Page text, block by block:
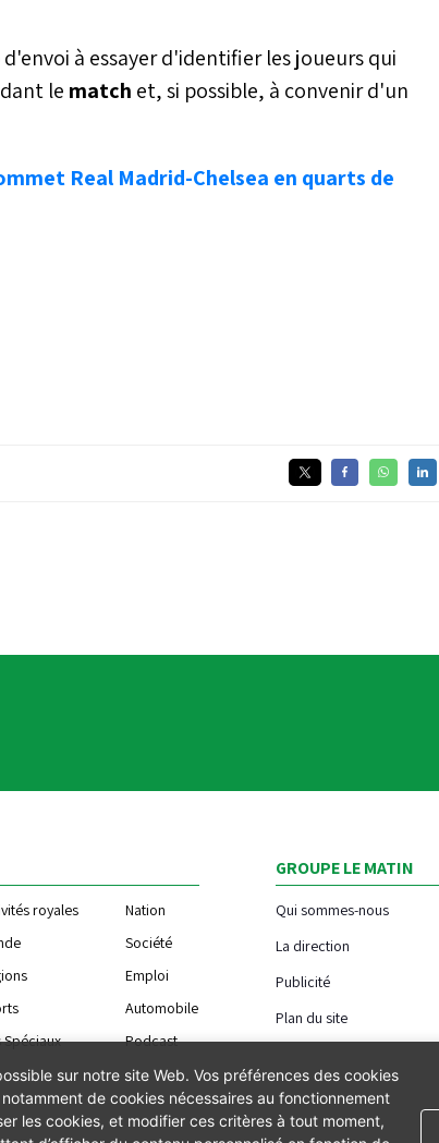
à essayer d'identifier les joueurs qui
le match et, si possible, à convenir d'un
Real Madrid-Chelsea en quarts de
royales
Nation
Société
Emploi
Automobile
Spéciaux Podcast
GROUPE LE MATIN
Qui sommes-nous
La direction
Publicité
Plan du site
sur notre site Web. Vos préférences des cookies
de cookies nécessaires au fonctionnement
les cookies, et modifier ces critères à tout moment,